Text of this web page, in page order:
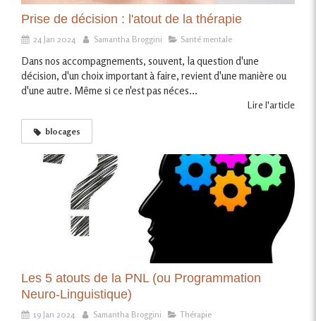
Prise de décision : l'atout de la thérapie
24 Jan 2024 Samantha Broggini Santé mentale
Dans nos accompagnements, souvent, la question d'une
décision, d'un choix important à faire, revient d'une manière ou
d'une autre. Même si ce n'est pas néces...
Lire l'article
blocages
Les 5 atouts de la PNL (ou Programmation
Neuro-Linguistique)
19 Jan 2024 Samantha Broggini Thérapie